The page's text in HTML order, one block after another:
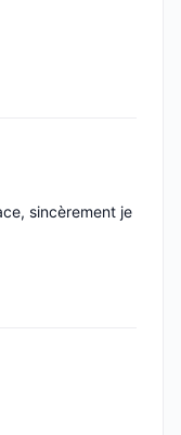
sincèrement je